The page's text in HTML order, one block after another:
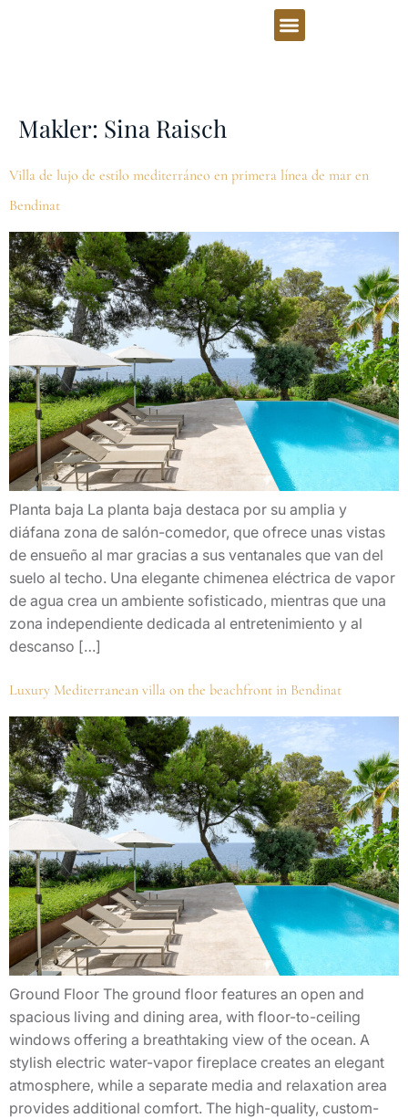
Makler: Sina Raisch
Villa de lujo de estilo mediterráneo en primera línea de mar en
Bendinat
Planta baja La planta baja destaca por su amplia y
diáfana zona de salón-comedor, que ofrece unas vistas
de ensueño al mar gracias a sus ventanales que van del
suelo al techo. Una elegante chimenea eléctrica de vapor
de agua crea un ambiente sofisticado, mientras que una
zona independiente dedicada al entretenimiento y al
descanso […]
Luxury Mediterranean villa on the beachfront in Bendinat
Ground Floor The ground floor features an open and
spacious living and dining area, with floor-to-ceiling
windows offering a breathtaking view of the ocean. A
stylish electric water-vapor fireplace creates an elegant
atmosphere, while a separate media and relaxation area
provides additional comfort. The high-quality, custom-